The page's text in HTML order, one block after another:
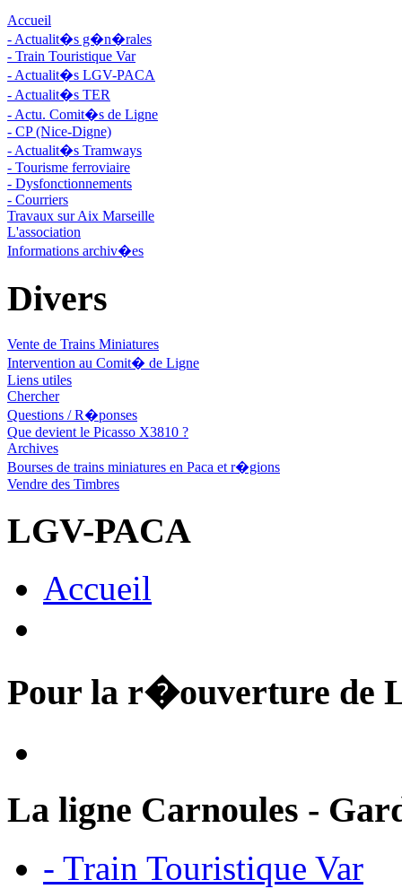
Accueil
- Actualit�s g�n�rales
- Train Touristique Var
- Actualit�s LGV-PACA
- Actualit�s TER
- Actu. Comit�s de Ligne
- CP (Nice-Digne)
- Actualit�s Tramways
- Tourisme ferroviaire
- Dysfonctionnements
- Courriers
Travaux sur Aix Marseille
L'association
Informations archiv�es
Divers
Vente de Trains Miniatures
Intervention au Comit� de Ligne
Liens utiles
Chercher
Questions / R�ponses
Que devient le Picasso X3810 ?
Archives
Bourses de trains miniatures en Paca et r�gions
Vendre des Timbres
LGV-PACA
Accueil
Pour la r�ouverture de
La ligne Carnoules -
- Train Touristique Var